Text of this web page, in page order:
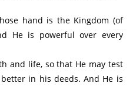
hand is the Kingdom (of
He is powerful over every
and life, so that He may test
in his deeds. And He is